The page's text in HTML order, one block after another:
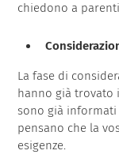
chiedono a
La fase di
hanno già trovato
sono già informati
pensano che la
esigenze.